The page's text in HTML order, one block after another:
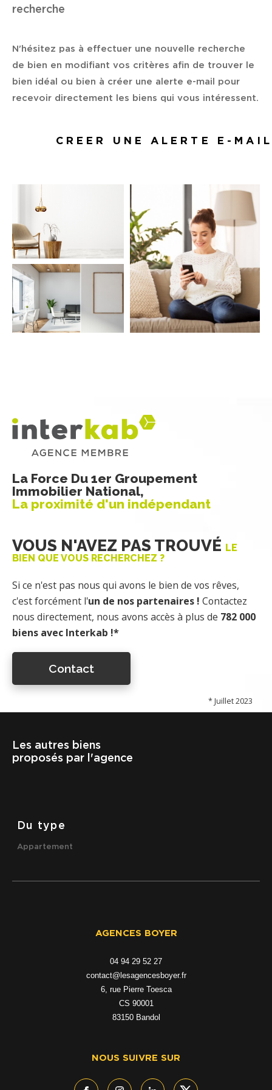
recherche
N'hésitez pas à effectuer une nouvelle recherche
de bien en modifiant vos critères afin de trouver le
bien idéal ou bien à créer une alerte e-mail pour
recevoir directement les biens qui vous intéressent.
CREER UNE ALERTE E-
La Force Du 1er Groupement
Immobilier National,
La proximité d'un indépendant
VOUS N'AVEZ PAS TROUVÉ LE
BIEN QUE VOUS RECHERCHEZ ?
Si ce n'est pas nous qui avons le bien de vos rêves,
c'est forcément l'un de nos partenaires ! Contactez
nous directement, nous avons accès à plus de 782 000
biens avec Interkab !*
Contact
* Juillet 2023
Les autres biens
proposés par l'agence
Du type
Appartement
AGENCES BOYER
04 94 29 52 27
contact@lesagencesboyer.fr
6, rue Pierre Toesca
CS 90001
83150
bandol
NOUS SUIVRE SUR
Budget
Surface
Surface
Pièces
Pièces
AFFINER LES CRITÈRES
PARKING
PISCINE
FILTRER PAR
COUPS DE COEUR EXCLUSIVITÉS